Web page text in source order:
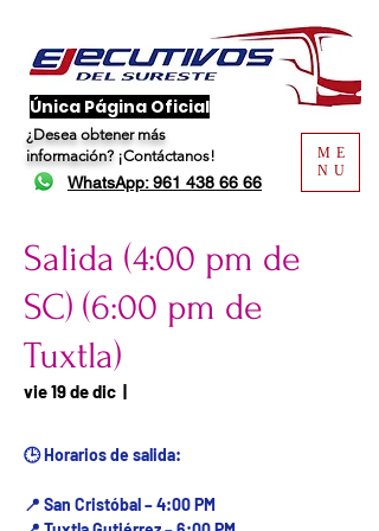
​Única Página Oficial
¿Desea obtener más
información? ¡Contáctanos!
WhatsApp: 961 438 66 66
ME
NU
Salida (4:00 pm de
SC) (6:00 pm de
Tuxtla)
vie 19 de dic
  |
🕒 Horarios de salida:
📍 San Cristóbal – 4:00 PM